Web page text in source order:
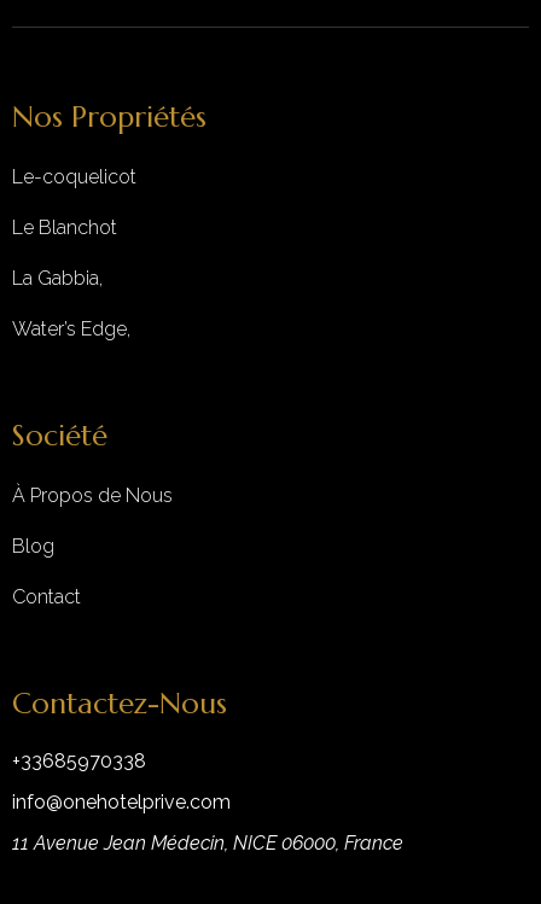
Nos Propriétés
Le-coquelicot
Le Blanchot
La Gabbia,
Water’s Edge,
Société
À Propos de Nous
Blog
Contact
Contactez-Nous
+33685970338
info@onehotelprive.com
11 Avenue Jean Médecin, NICE 06000, France